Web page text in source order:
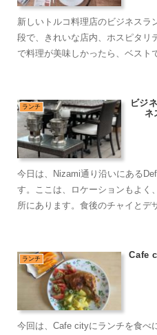
新しいトルコ料理店のビジネスラ
段で、きれいな店内、ホスピタリ
で料理が美味しかったら、ベスト
ランチ
ビジ
ネ
今日は、Nizami通り沿いにある
す。ここは、ロケーションもよく
所にあります。食後のチャイとデ
ランチ Cafe
今回は、Cafe cityにランチを食べ